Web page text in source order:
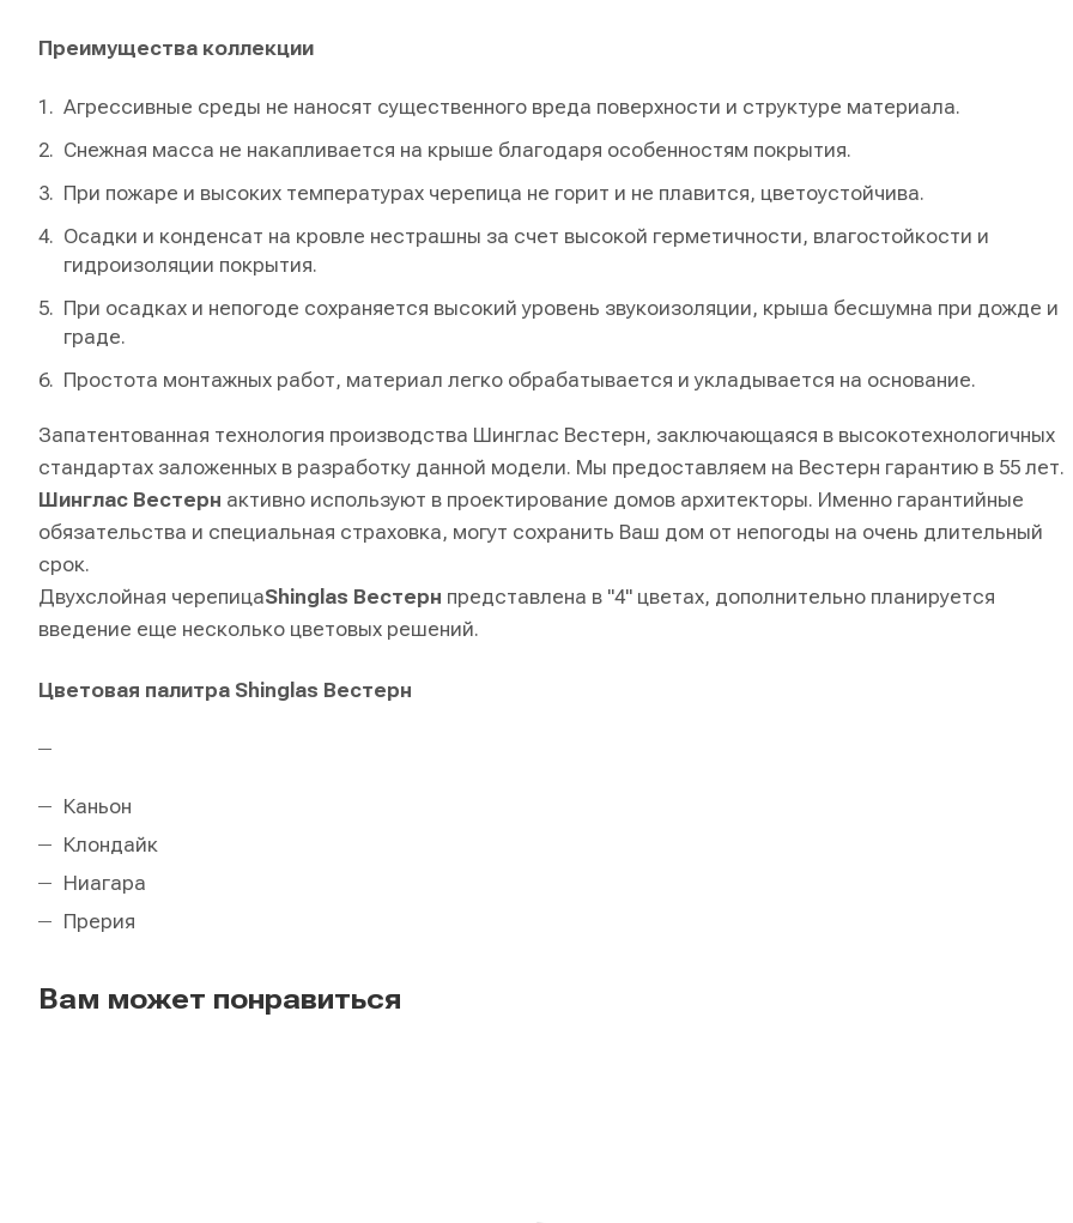
Преимущества коллекции
Агрессивные среды не наносят существенного вреда поверхности и структуре материала.
Снежная масса не накапливается на крыше благодаря особенностям покрытия.
При пожаре и высоких температурах черепица не горит и не плавится, цветоустойчива.
Осадки и конденсат на кровле нестрашны за счет высокой герметичности, влагостойкости и
гидроизоляции покрытия.
При осадках и непогоде сохраняется высокий уровень звукоизоляции, крыша бесшумна при дожде и
граде.
Простота монтажных работ, материал легко обрабатывается и укладывается на основание.
Запатентованная технология производства Шинглас Вестерн, заключающаяся в высокотехнологичных
стандартах заложенных в разработку данной модели. Мы предоставляем на Вестерн гарантию в 55 лет.
Шинглас Вестерн активно используют в проектирование домов архитекторы. Именно гарантийные
обязательства и специальная страховка, могут сохранить Ваш дом от непогоды на очень длительный
срок.
Двухслойная черепицаShinglas Вестерн представлена в "4" цветах, дополнительно планируется
введение еще несколько цветовых решений.
Цветовая палитра Shinglas Вестерн
Каньон
Клондайк
Ниагара
Прерия
Вам может понравиться